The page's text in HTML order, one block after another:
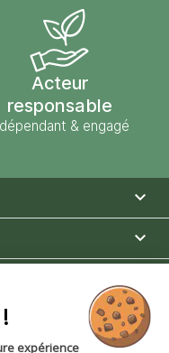
Acteur
responsable
& engagé


